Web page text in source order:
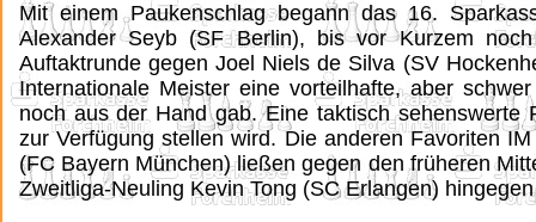
Mit einem Paukenschlag begann das 16.
Alexander Seyb (SF Berlin), bis vor Kurzem
Auftaktrunde gegen Joel Niels de Silva (SV
Internationale Meister eine vorteilhafte, aber
noch aus der Hand gab. Eine taktisch sehenswerte
zur Verfügung stellen wird. Die anderen Favoriten
(FC Bayern München) ließen gegen den früheren
Zweitliga-Neuling Kevin Tong (SC Erlangen)